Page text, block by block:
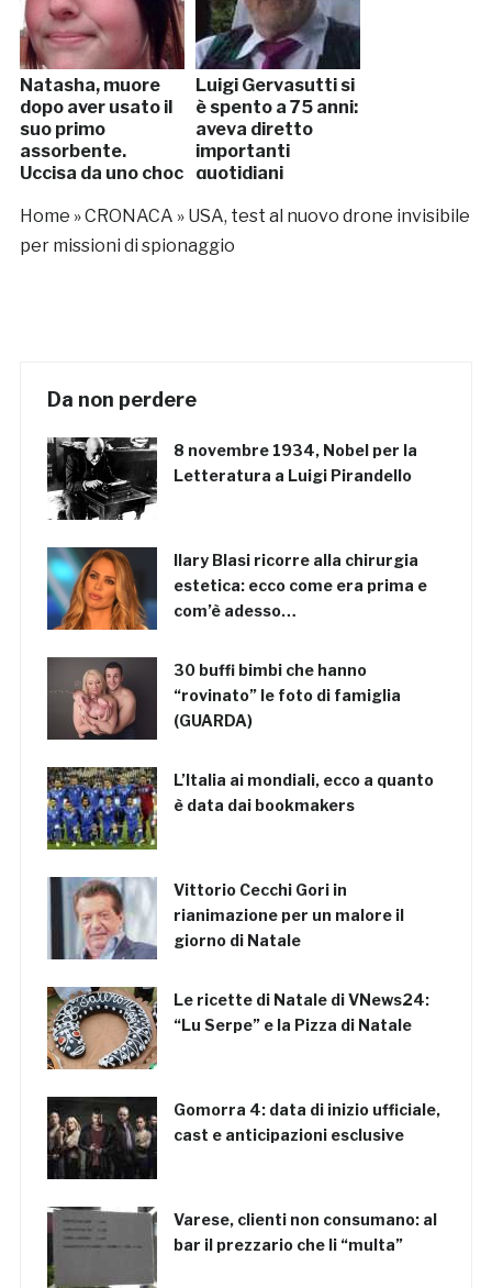
Natasha, muore
dopo aver usato il
suo primo
assorbente.
Uccisa da uno choc
Luigi Gervasutti si
è spento a 75 anni:
aveva diretto
importanti
quotidiani
Home »CRONACA » USA, test al nuovo drone invisibile
per missioni di spionaggio
Da non perdere
8 novembre 1934, Nobel per la
Letteratura a Luigi Pirandello
Ilary Blasi ricorre alla chirurgia
estetica: ecco come era prima e
com’è adesso…
30 buffi bimbi che hanno
“rovinato” le foto di famiglia
(GUARDA)
L’Italia ai mondiali, ecco a quanto
è data dai bookmakers
Vittorio Cecchi Gori in
rianimazione per un malore il
giorno di Natale
Le ricette di Natale di VNews24:
“Lu Serpe” e la Pizza di Natale
Gomorra 4: data di inizio ufficiale,
cast e anticipazioni esclusive
Varese, clienti non consumano: al
bar il prezzario che li “multa”